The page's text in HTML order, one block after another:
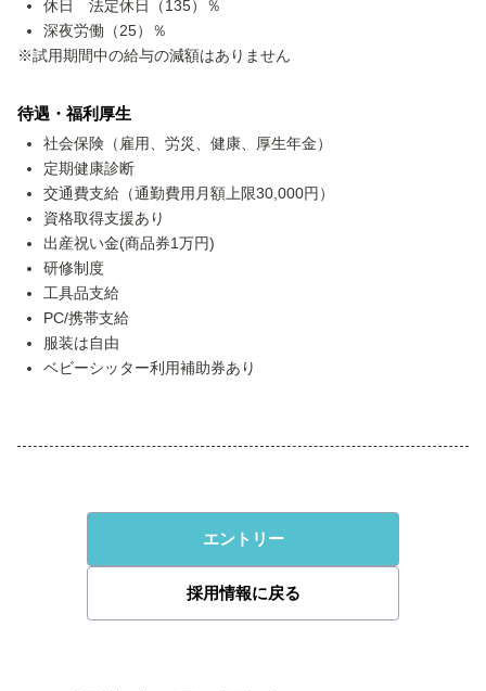
休日 法定休日（135）％
深夜労働（25）％
※試用期間中の給与の減額はありません
待遇・福利厚生
社会保険（雇用、労災、健康、厚生年金）
定期健康診断
交通費支給（通勤費用月額上限30,000円）
資格取得支援あり
出産祝い金(商品券1万円)
研修制度
工具品支給
PC/携帯支給
服装は自由
ベビーシッター利用補助券あり
エントリー
採用情報に戻る